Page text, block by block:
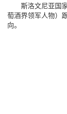
斯洛文尼亚国家
萄酒界领军人物）
向。